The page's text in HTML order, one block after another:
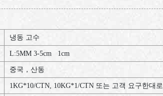
냉동 고수
L:5MM 3-5cm 1cm
중국，산동
1KG*10/CTN, 10KG*1/CTN 또는 고객 요구한대로